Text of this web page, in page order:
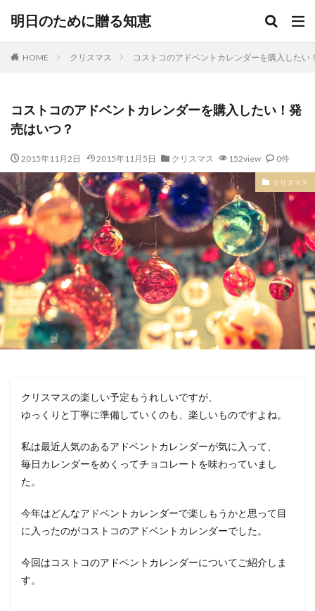
明日のために贈る知恵
HOME クリスマス コストコのアドベントカレンダーを購入したい
コストコのアドベントカレンダーを購入したい！発
売はいつ？
2015年11月2日 2015年11月5日 クリスマス 152view 0件
クリスマス
クリスマスの楽しい予定もうれしいですが、
ゆっくりと丁寧に準備していくのも、楽しいものですよね。
私は最近人気のあるアドベントカレンダーが気に入って、
毎日カレンダーをめくってチョコレートを味わっていまし
た。
今年はどんなアドベントカレンダーで楽しもうかと思って目
に入ったのがコストコのアドベントカレンダーでした。
今回はコストコのアドベントカレンダーについてご紹介しま
す。